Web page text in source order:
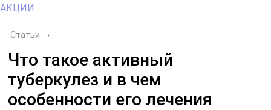
АКЦИИ
Статьи ›
Что такое активный
туберкулез и в чем
особенности его лечения